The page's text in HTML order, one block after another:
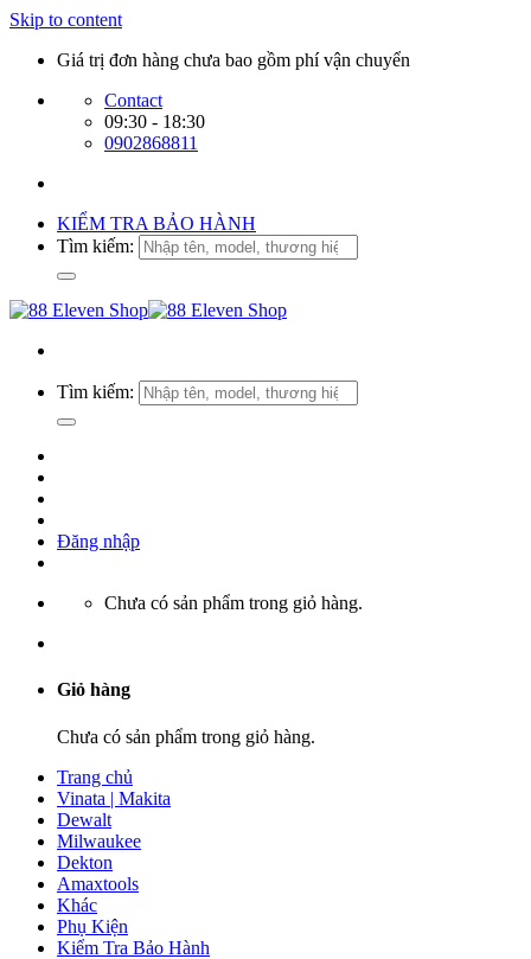
Skip to content
Giá trị đơn hàng chưa bao gồm phí vận chuyển
Contact
09:30 - 18:30
0902868811
KIỂM TRA BẢO HÀNH
Tìm kiếm:
Tìm kiếm:
Đăng nhập
Chưa có sản phẩm trong giỏ hàng.
Giỏ hàng
Chưa có sản phẩm trong giỏ hàng.
Trang chủ
Vinata | Makita
Dewalt
Milwaukee
Dekton
Amaxtools
Khác
Phụ Kiện
Kiểm Tra Bảo Hành